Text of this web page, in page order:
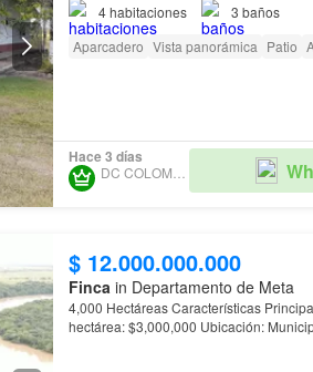
4habitaciones 3 baños
Aparcadero Vista panorámica Patio
Hace 3 días
DC COLOMBIA SAS
$ 12.000.000.000
Finca in Departamento de Meta
4,000 Hectáreas Características Principales: Área total: 4,000 hectáreas Precio por
hectárea: $3,000,000